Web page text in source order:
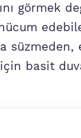
görmek
süzmeden,
basit